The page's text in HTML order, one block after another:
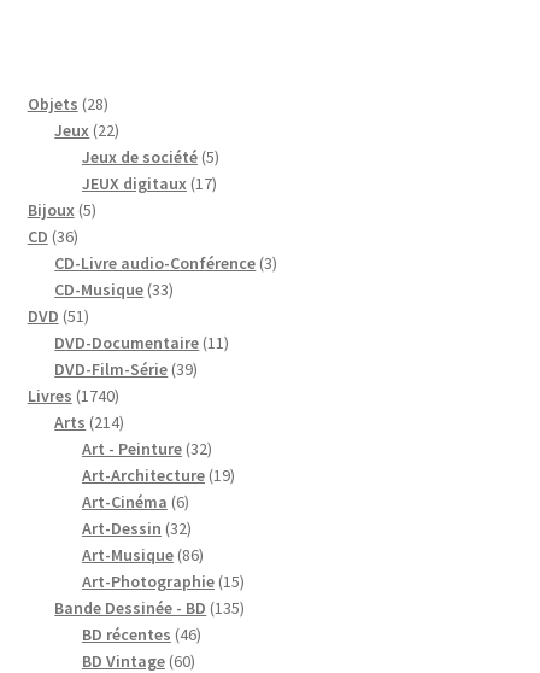
Objets 2828
produits
Jeux 2222
produits
Jeux de société 55
produits
JEUX digitaux 1717
Bijoux 55
CD 3636
produits
CD-Livre audio-Conférence 33
CD-Musique 3333
DVD 5151
produits
DVD-Documentaire 1111
DVD-Film-Série 3939
Livres 17401740
produits
Arts 214214
produits
Art - Peinture 3232
produits
Art-Architecture 1919
Art-Cinéma 66
produits
Art-Dessin 3232
produits
Art-Musique 8686
produits
Art-Photographie 1515
produits
Bande Dessinée - BD 135135
BD récentes 4646
BD Vintage 6060